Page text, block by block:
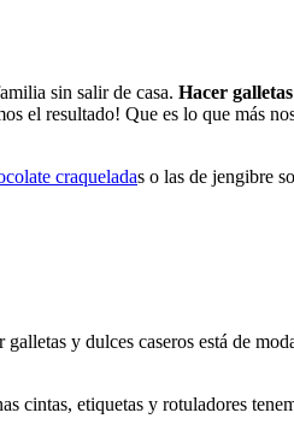
sin salir de casa. Hacer
el resultado! Que es lo que más
craqueladas o las de jengibre
galletas y dulces caseros está de
cintas, etiquetas y rotuladores